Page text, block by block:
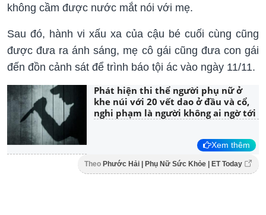
không cầm được nước mắt nói với mẹ.
Sau đó, hành vi xấu xa của cậu bé cuối cùng cũng
được đưa ra ánh sáng, mẹ cô gái cũng đưa con gái
đến đồn cảnh sát để trình báo tội ác vào ngày 11/11.
Phát hiện thi thể người phụ nữ ở
khe núi với 20 vết dao ở đầu và cổ,
nghi phạm là người không ai ngờ tới
Xem thêm
Theo Phước Hải | Phụ Nữ Sức Khỏe | ET Today